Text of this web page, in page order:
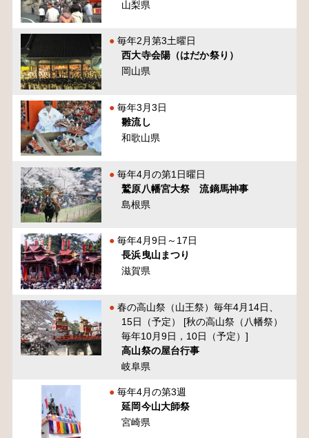
山梨県
毎年2月第3土曜日
西大寺会陽（はだか祭り）
岡山県
毎年3月3日
雛流し
和歌山県
毎年4月の第1日曜日
鷲原八幡宮大祭 流鏑馬神事
島根県
毎年4月9日～17日
長浜曳山まつり
滋賀県
春の高山祭（山王祭）毎年4月14日、
15日（予定） [秋の高山祭（八幡祭）
毎年10月9日，10日（予定）]
高山祭の屋台行事
岐阜県
毎年4月の第3週
延岡今山大師祭
宮崎県